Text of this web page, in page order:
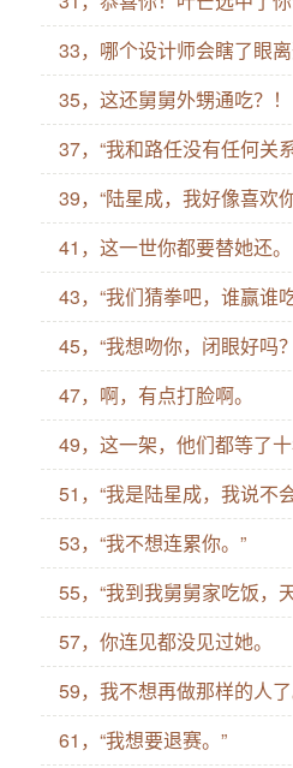
33，哪个设计师会瞎了眼离
35，这还舅舅外甥通吃？！
37，“我和路任没有任何关
39，“陆星成，我好像喜
41，这一世你都要替她还。
43，“我们猜拳吧，谁赢谁
45，“我想吻你，闭眼好吗
47，啊，有点打脸啊。
49，这一架，他们都等了十
51，“我是陆星成，我说不
53，“我不想连累你。”
55，“我到我舅舅家吃饭，
57，你连见都没见过她。
59，我不想再做那样的人了
61，“我想要退赛。”